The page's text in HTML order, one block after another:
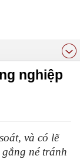
nghiệp
và có lẽ
né tránh